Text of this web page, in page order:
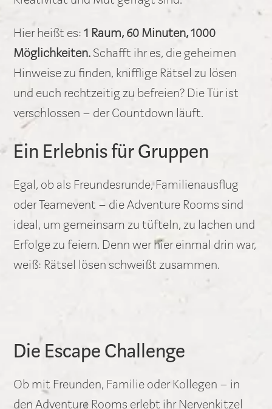
Hier heißt es:1 Raum, 60 Minuten, 1000
Möglichkeiten.Schafft ihr es, die geheimen
Hinweise zu finden, knifflige Rätsel zu lösen
und euch rechtzeitig zu befreien? Die Tür ist
verschlossen – der Countdown läuft.
Ein Erlebnis für Gruppen
Egal, ob als Freundesrunde, Familienausflug
oder Teamevent – die Adventure Rooms sind
ideal, um gemeinsam zu tüfteln, zu lachen und
Erfolge zu feiern. Denn wer hier einmal drin war,
weiß: Rätsel lösen schweißt zusammen.
Die Escape Challenge
Ob mit Freunden, Familie oder Kollegen – in
den Adventure Rooms erlebt ihr Nervenkitzel